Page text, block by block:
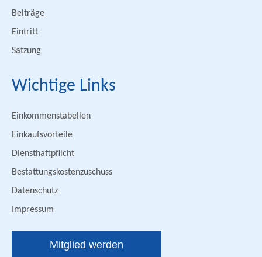
Beiträge
Eintritt
Satzung
Wichtige Links
Einkommenstabellen
Einkaufsvorteile
Diensthaftpflicht
Bestattungskostenzuschuss
Datenschutz
Impressum
Mitglied werden